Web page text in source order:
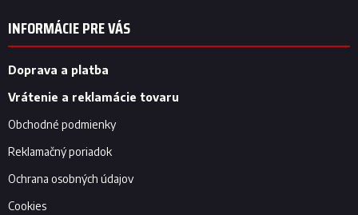
INFORMÁCIE PRE VÁS
Doprava a platba
Vrátenie a reklamácie tovaru
Obchodné podmienky
Reklamačný poriadok
Ochrana osobných údajov
Cookies